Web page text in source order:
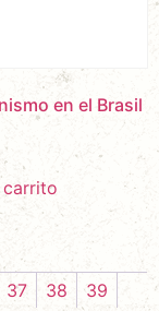
en el Brasil
37 38
39